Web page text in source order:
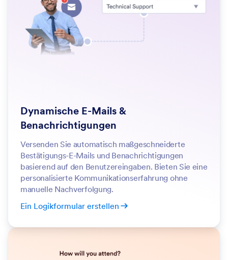
Dynamische E-Mails &
Benachrichtigungen
Versenden Sie automatisch maßgeschneiderte
Bestätigungs-E-Mails und Benachrichtigungen
basierend auf den Benutzereingaben. Bieten Sie eine
personalisierte Kommunikationserfahrung ohne
manuelle Nachverfolgung.
Ein Logikformular erstellen